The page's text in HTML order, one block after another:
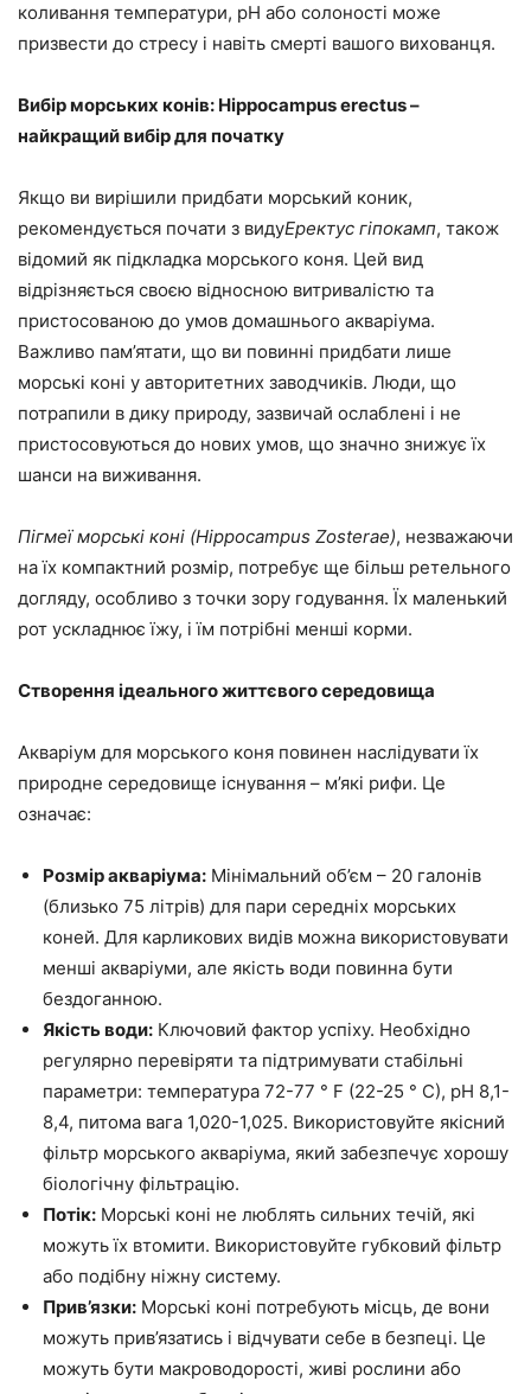
коливання температури, рН або солоності може
призвести до стресу і навіть смерті вашого вихованця.
Вибір морських конів: Hippocampus erectus –
найкращий вибір для початку
Якщо ви вирішили придбати морський коник,
рекомендується почати з видуЕректус гіпокамп, також
відомий як підкладка морського коня. Цей вид
відрізняється своєю відносною витривалістю та
пристосованою до умов домашнього акваріума.
Важливо пам’ятати, що ви повинні придбати лише
морські коні у авторитетних заводчиків. Люди, що
потрапили в дику природу, зазвичай ослаблені і не
пристосовуються до нових умов, що значно знижує їх
шанси на виживання.
Пігмеї морські коні (Hippocampus Zosterae), незважаючи
на їх компактний розмір, потребує ще більш ретельного
догляду, особливо з точки зору годування. Їх маленький
рот ускладнює їжу, і їм потрібні менші корми.
Створення ідеального життєвого середовища
Акваріум для морського коня повинен наслідувати їх
природне середовище існування – м’які рифи. Це
означає:
Розмір акваріума: Мінімальний об’єм – 20 галонів
(близько 75 літрів) для пари середніх морських
коней. Для карликових видів можна використовувати
менші акваріуми, але якість води повинна бути
бездоганною.
Якість води: Ключовий фактор успіху. Необхідно
регулярно перевіряти та підтримувати стабільні
параметри: температура 72-77 ° F (22-25 ° C), pH 8,1-
8,4, питома вага 1,020-1,025. Використовуйте якісний
фільтр морського акваріума, який забезпечує хорошу
біологічну фільтрацію.
Потік: Морські коні не люблять сильних течій, які
можуть їх втомити. Використовуйте губковий фільтр
або подібну ніжну систему.
Прив’язки: Морські коні потребують місць, де вони
можуть прив’язатись і відчувати себе в безпеці. Це
можуть бути макроводорості, живі рослини або